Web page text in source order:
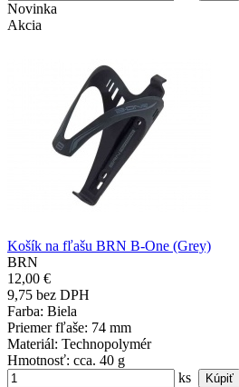
Novinka
Akcia
Košík na fľašu BRN B-One (Grey)
BRN
12,00 €
9,75 bez DPH
Farba: Biela
Priemer fľaše: 74 mm
Materiál: Technopolymér
Hmotnosť: cca. 40 g
ks